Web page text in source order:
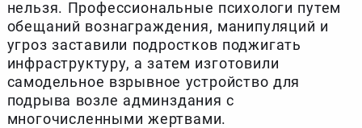
нельзя. Профессиональные психологи путем
обещаний вознаграждения, манипуляций и
угроз заставили подростков поджигать
инфраструктуру, а затем изготовили
самодельное взрывное устройство для
подрыва возле админздания с
многочисленными жертвами.